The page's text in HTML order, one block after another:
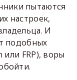
пытаются
настроек,
И
подобных
FRP), воры